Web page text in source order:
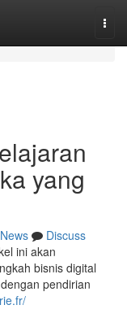
yang
News
Discuss
ini akan
bisnis digital
pendirian